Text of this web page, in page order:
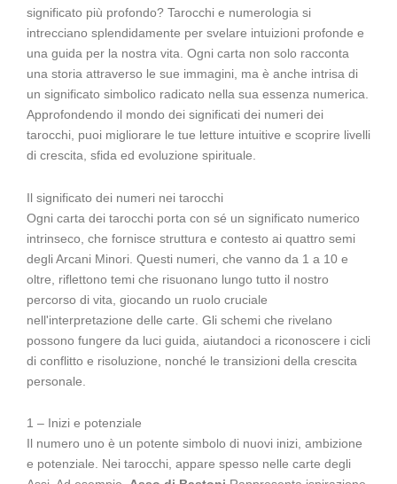
significato più profondo? Tarocchi e numerologia si
intrecciano splendidamente per svelare intuizioni profonde e
una guida per la nostra vita. Ogni carta non solo racconta
una storia attraverso le sue immagini, ma è anche intrisa di
un significato simbolico radicato nella sua essenza numerica.
Approfondendo il mondo dei significati dei numeri dei
tarocchi, puoi migliorare le tue letture intuitive e scoprire livelli
di crescita, sfida ed evoluzione spirituale.
Il significato dei numeri nei tarocchi
Ogni carta dei tarocchi porta con sé un significato numerico
intrinseco, che fornisce struttura e contesto ai quattro semi
degli Arcani Minori. Questi numeri, che vanno da 1 a 10 e
oltre, riflettono temi che risuonano lungo tutto il nostro
percorso di vita, giocando un ruolo cruciale
nell'interpretazione delle carte. Gli schemi che rivelano
possono fungere da luci guida, aiutandoci a riconoscere i cicli
di conflitto e risoluzione, nonché le transizioni della crescita
personale.
1 – Inizi e potenziale
Il numero uno è un potente simbolo di nuovi inizi, ambizione
e potenziale. Nei tarocchi, appare spesso nelle carte degli